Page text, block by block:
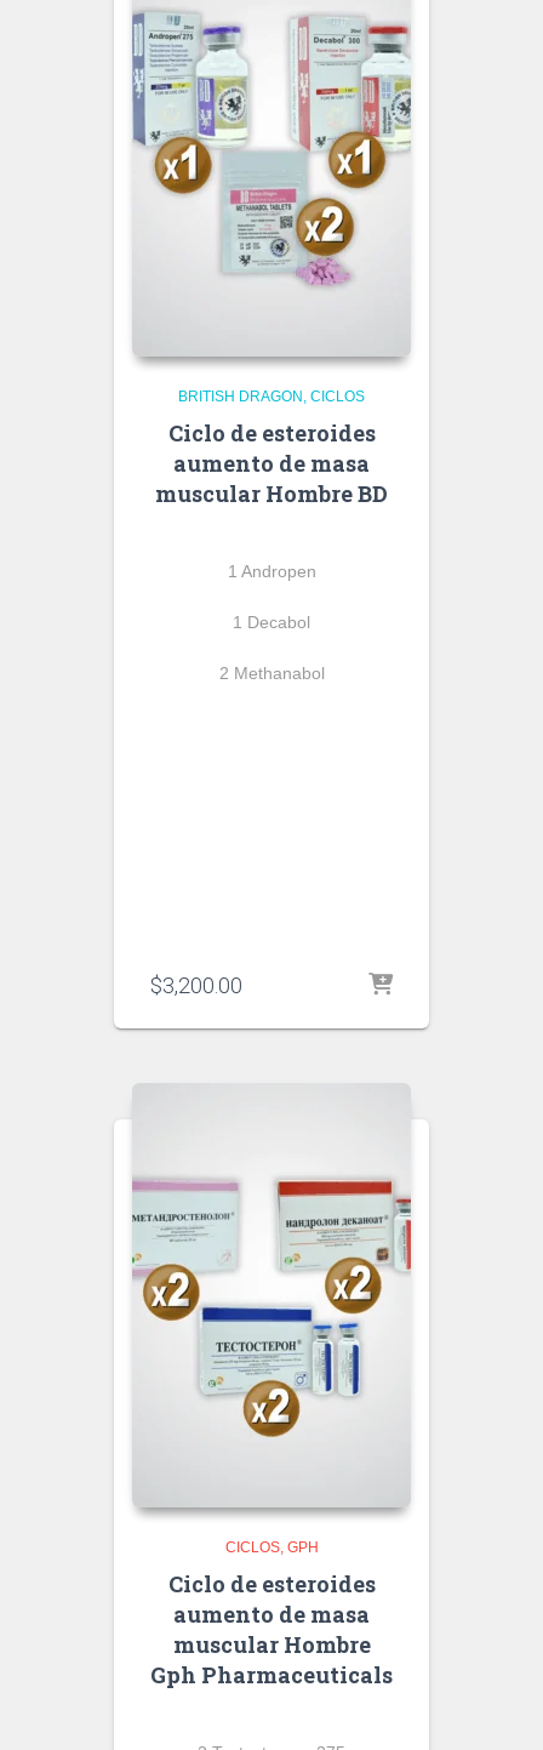
BRITISH DRAGON CICLOS
Ciclo de esteroides
aumento de masa
muscular Hombre BD
1 Andropen
1 Decabol
2 Methanabol
$3,200.00
CICLOS GPH
Ciclo de esteroides
aumento de masa
muscular Hombre
Gph Pharmaceuticals